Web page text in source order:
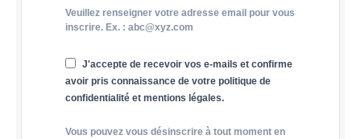
Veuillez renseigner votre adresse email pour vous
inscrire. Ex. : abc@xyz.com
J'accepte de recevoir vos e-mails et confirme
avoir pris connaissance de votre politique de
confidentialité et mentions légales.
Vous pouvez vous désinscrire à tout moment en